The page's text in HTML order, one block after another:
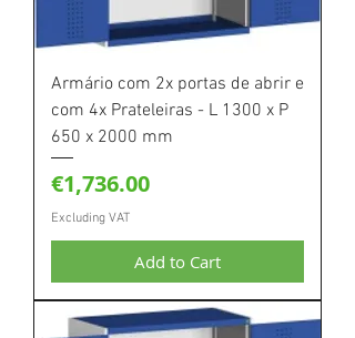
Armário com 2x portas de abrir e
com 4x Prateleiras - L 1300 x P
650 x 2000 mm
Price
€1,736.00
Excluding VAT
Add to Cart